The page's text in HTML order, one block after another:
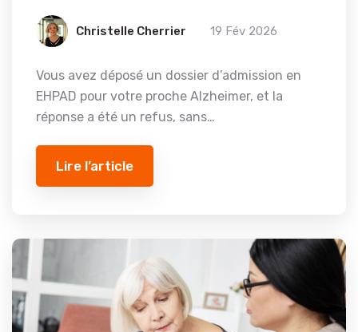
Christelle Cherrier 19 Fév 2026
Vous avez déposé un dossier d’admission en
EHPAD pour votre proche Alzheimer, et la
réponse a été un refus, sans…
Lire l’article